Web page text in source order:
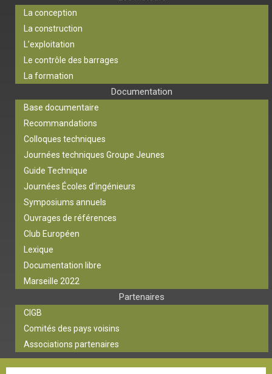
La conception
La construction
L’exploitation
Le contrôle des barrages
La formation
Documentation
Base documentaire
Recommandations
Colloques techniques
Journées techniques Groupe Jeunes
Guide Technique
Journées Écoles d’ingénieurs
Symposiums annuels
Ouvrages de références
Club Européen
Lexique
Documentation libre
Marseille 2022
Partenaires
CIGB
Comités des pays voisins
Associations partenaires